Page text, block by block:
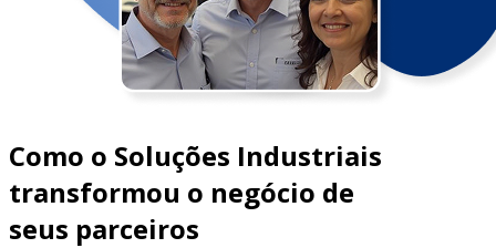
Como o Soluções Industriais
transformou o negócio de
seus parceiros